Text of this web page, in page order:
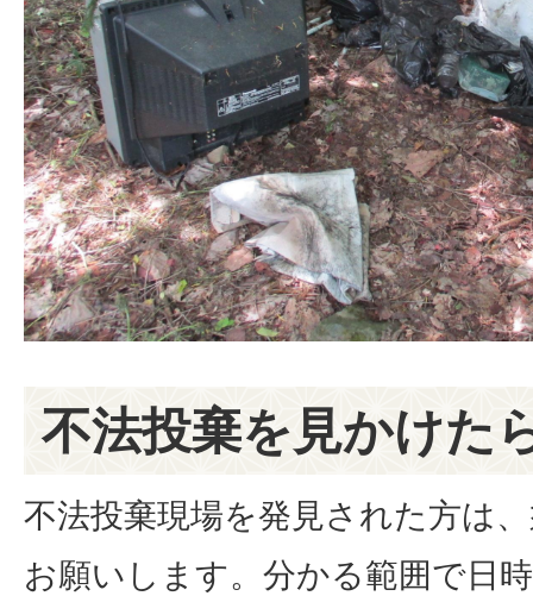
不法投棄を見かけた
不法投棄現場を発見された方は
お願いします。分かる範囲で日